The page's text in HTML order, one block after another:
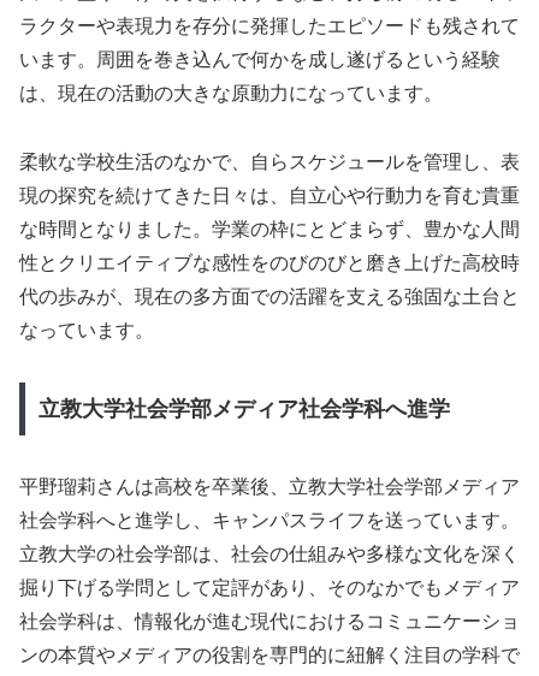
ラクターや表現力を存分に発揮したエピソードも残されて
います。周囲を巻き込んで何かを成し遂げるという経験
は、現在の活動の大きな原動力になっています。
柔軟な学校生活のなかで、自らスケジュールを管理し、表
現の探究を続けてきた日々は、自立心や行動力を育む貴重
な時間となりました。学業の枠にとどまらず、豊かな人間
性とクリエイティブな感性をのびのびと磨き上げた高校時
代の歩みが、現在の多方面での活躍を支える強固な土台と
なっています。
立教大学社会学部メディア社会学科へ進学
平野瑠莉さんは高校を卒業後、立教大学社会学部メディア
社会学科へと進学し、キャンパスライフを送っています。
立教大学の社会学部は、社会の仕組みや多様な文化を深く
掘り下げる学問として定評があり、そのなかでもメディア
社会学科は、情報化が進む現代におけるコミュニケーショ
ンの本質やメディアの役割を専門的に紐解く注目の学科で